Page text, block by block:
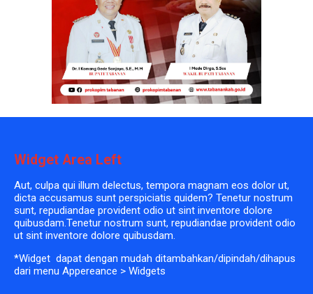
Widget Area Left
Aut, culpa qui illum delectus, tempora magnam eos dolor ut,
dicta accusamus sunt perspiciatis quidem? Tenetur nostrum
sunt, repudiandae provident odio ut sint inventore dolore
quibusdam.Tenetur nostrum sunt, repudiandae provident odio
ut sint inventore dolore quibusdam.
*Widget dapat dengan mudah ditambahkan/dipindah/dihapus
dari menu Appereance > Widgets